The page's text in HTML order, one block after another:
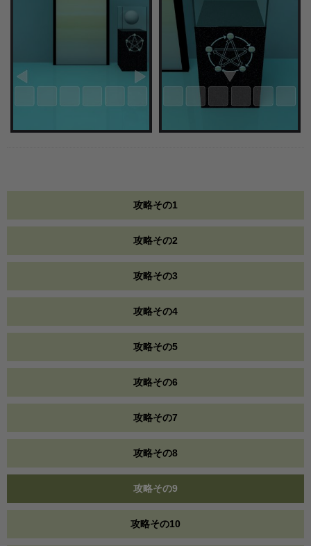
攻略その1
攻略その2
攻略その3
攻略その4
攻略その5
攻略その6
攻略その7
攻略その8
攻略その9
攻略その10